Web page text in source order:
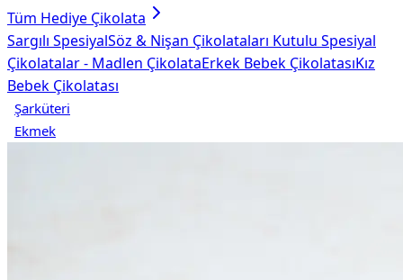
Tüm Hediye Çikolata
Sargılı SpesiyalSöz & Nişan Çikolataları Kutulu Spesiyal
Çikolatalar - Madlen ÇikolataErkek Bebek ÇikolatasıKız
Bebek Çikolatası
Şarküteri
Ekmek